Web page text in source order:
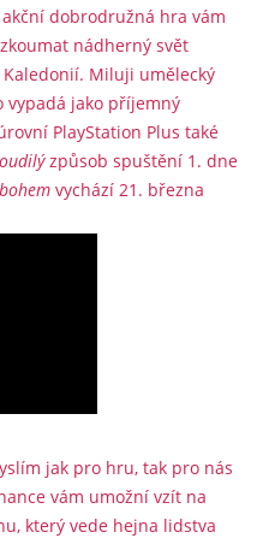
dobrodružná hra vám
nádherný svět
Miluji umělecký
vypadá jako příjemný
PlayStation Plus také
způsob spuštění 1. dne
vychází 21. března
jak pro hru, tak pro nás
vám umožní vzít na
který vede hejna lidstva